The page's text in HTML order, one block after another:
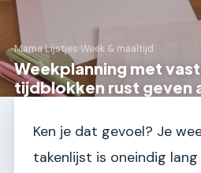
Mama Lijstjes Week & maaltijd
Weekplanning met
tijdblokken rust geven
Ken je dat gevoel? Je
takenlijst is oneindig